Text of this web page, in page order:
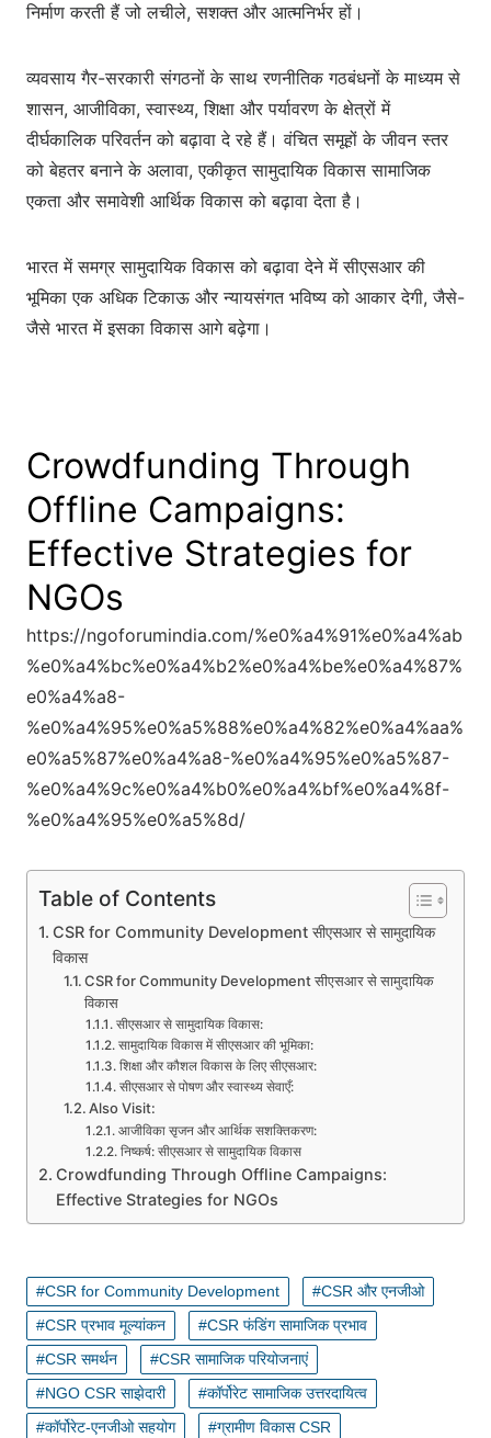
निर्माण करती हैं जो लचीले, सशक्त और आत्मनिर्भर हों।
व्यवसाय गैर-सरकारी संगठनों के साथ रणनीतिक गठबंधनों के माध्यम से
शासन, आजीविका, स्वास्थ्य, शिक्षा और पर्यावरण के क्षेत्रों में
दीर्घकालिक परिवर्तन को बढ़ावा दे रहे हैं। वंचित समूहों के जीवन स्तर
को बेहतर बनाने के अलावा, एकीकृत सामुदायिक विकास सामाजिक
एकता और समावेशी आर्थिक विकास को बढ़ावा देता है।
भारत में समग्र सामुदायिक विकास को बढ़ावा देने में सीएसआर की
भूमिका एक अधिक टिकाऊ और न्यायसंगत भविष्य को आकार देगी, जैसे-
जैसे भारत में इसका विकास आगे बढ़ेगा।
Crowdfunding Through
Offline Campaigns:
Effective Strategies for
NGOs
https://ngoforumindia.com/%e0%a4%91%e0%a4%ab
%e0%a4%bc%e0%a4%b2%e0%a4%be%e0%a4%87%
e0%a4%a8-
%e0%a4%95%e0%a5%88%e0%a4%82%e0%a4%aa%
e0%a5%87%e0%a4%a8-%e0%a4%95%e0%a5%87-
%e0%a4%9c%e0%a4%b0%e0%a4%bf%e0%a4%8f-
%e0%a4%95%e0%a5%8d/
Table of Contents
CSR for Community Development सीएसआर से सामुदायिक
विकास
CSR for Community Development सीएसआर से सामुदायिक
विकास
सीएसआर से सामुदायिक विकास:
सामुदायिक विकास में सीएसआर की भूमिका:
शिक्षा और कौशल विकास के लिए सीएसआर:
सीएसआर से पोषण और स्वास्थ्य सेवाएँ:
Also Visit:
आजीविका सृजन और आर्थिक सशक्तिकरण:
निष्कर्ष: सीएसआर से सामुदायिक विकास
Crowdfunding Through Offline Campaigns:
Effective Strategies for NGOs
CSR for Community Development
CSR और एनजीओ
CSR प्रभाव मूल्यांकन
CSR फंडिंग सामाजिक प्रभाव
CSR समर्थन
CSR सामाजिक परियोजनाएं
NGO CSR साझेदारी
कॉर्पोरेट सामाजिक उत्तरदायित्व
कॉर्पोरेट-एनजीओ सहयोग
ग्रामीण विकास CSR